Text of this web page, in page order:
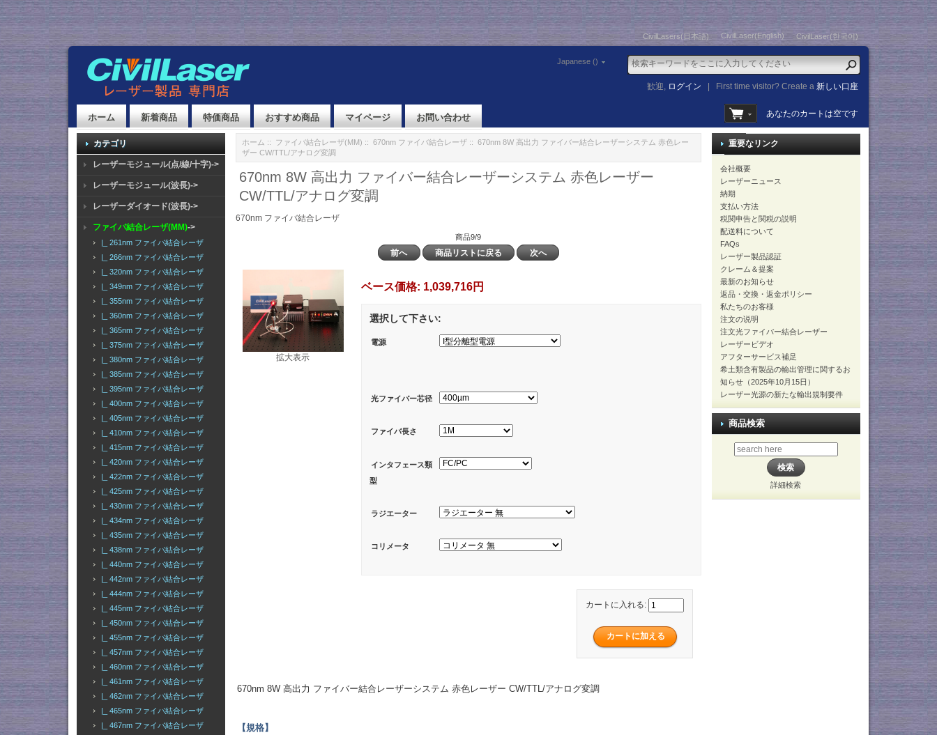
CivilLasers(日本語) CivilLaser(English) CivilLaser(한국어)
Japanese ()
歓迎, ログイン First time visitor? Create a新しい口座
ホーム 新着商品 特価商品 おすすめ商品 マイページ お問い合わせ あなたのカートは空です
カテゴリ
レーザーモジュール(点/線/十字)->
レーザーモジュール(波長)->
レーザーダイオード(波長)->
ファイバ結合レーザ(MM)->
|_ 261nm ファイバ結合レーザ
|_ 266nm ファイバ結合レーザ
|_ 320nm ファイバ結合レーザ
|_ 349nm ファイバ結合レーザ
|_ 355nm ファイバ結合レーザ
|_ 360nm ファイバ結合レーザ
|_ 365nm ファイバ結合レーザ
|_ 375nm ファイバ結合レーザ
|_ 380nm ファイバ結合レーザ
|_ 385nm ファイバ結合レーザ
|_ 395nm ファイバ結合レーザ
|_ 400nm ファイバ結合レーザ
|_ 405nm ファイバ結合レーザ
|_ 410nm ファイバ結合レーザ
|_ 415nm ファイバ結合レーザ
|_ 420nm ファイバ結合レーザ
|_ 422nm ファイバ結合レーザ
|_ 425nm ファイバ結合レーザ
|_ 430nm ファイバ結合レーザ
|_ 434nm ファイバ結合レーザ
|_ 435nm ファイバ結合レーザ
|_ 438nm ファイバ結合レーザ
|_ 440nm ファイバ結合レーザ
|_ 442nm ファイバ結合レーザ
|_ 444nm ファイバ結合レーザ
|_ 445nm ファイバ結合レーザ
|_ 450nm ファイバ結合レーザ
|_ 455nm ファイバ結合レーザ
|_ 457nm ファイバ結合レーザ
|_ 460nm ファイバ結合レーザ
|_ 461nm ファイバ結合レーザ
|_ 462nm ファイバ結合レーザ
|_ 465nm ファイバ結合レーザ
|_ 467nm ファイバ結合レーザ
ホーム :: ファイバ結合レーザ(MM) :: 670nm ファイバ結合レーザ:: 670nm 8W 高出力 ファイバー結合レーザーシステム 赤色レー
ザー CW/TTL/アナログ変調
670nm 8W 高出力 ファイバー結合レーザーシステム 赤色レーザー
CW/TTL/アナログ変調
670nm ファイバ結合レーザ
商品9/9
前へ 商品リストに戻る 次へ
拡大表示
ベース価格: 1,039,716円
選択して下さい:
電源
光ファイバー芯径
ファイバ長さ
インタフェース類
型
ラジエーター
コリメータ
カートに入れる:
670nm 8W 高出力 ファイバー結合レーザーシステム 赤色レーザー CW/TTL/アナログ変調
【規格】
重要なリンク
会社概要
レーザーニュース
納期
支払い方法
税関申告と関税の説明
配送料について
FAQs
レーザー製品認証
クレーム＆提案
最新のお知らせ
返品・交換・返金ポリシー
私たちのお客様
注文の说明
注文光ファイバー結合レーザー
レーザービデオ
アフターサービス補足
希土類含有製品の輸出管理に関するお
知らせ（2025年10月15日）
レーザー光源の新たな輸出規制要件
商品検索
詳細検索